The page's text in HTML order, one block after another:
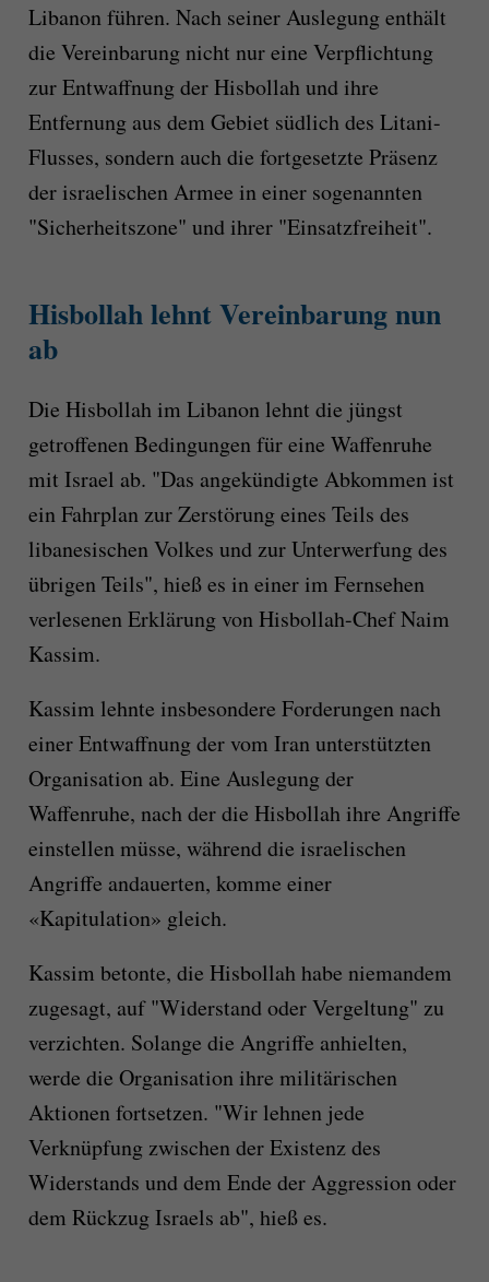
Libanon führen. Nach seiner Auslegung enthält
die Vereinbarung nicht nur eine Verpflichtung
zur Entwaffnung der Hisbollah und ihre
Entfernung aus dem Gebiet südlich des Litani-
Flusses, sondern auch die fortgesetzte Präsenz
der israelischen Armee in einer sogenannten
"Sicherheitszone" und ihrer "Einsatzfreiheit".
Hisbollah lehnt Vereinbarung nun
ab
Die Hisbollah im Libanon lehnt die jüngst
getroffenen Bedingungen für eine Waffenruhe
mit Israel ab. "Das angekündigte Abkommen ist
ein Fahrplan zur Zerstörung eines Teils des
libanesischen Volkes und zur Unterwerfung des
übrigen Teils", hieß es in einer im Fernsehen
verlesenen Erklärung von Hisbollah-Chef Naim
Kassim.
Kassim lehnte insbesondere Forderungen nach
einer Entwaffnung der vom Iran unterstützten
Organisation ab. Eine Auslegung der
Waffenruhe, nach der die Hisbollah ihre Angriffe
einstellen müsse, während die israelischen
Angriffe andauerten, komme einer
«Kapitulation» gleich.
Kassim betonte, die Hisbollah habe niemandem
zugesagt, auf "Widerstand oder Vergeltung" zu
verzichten. Solange die Angriffe anhielten,
werde die Organisation ihre militärischen
Aktionen fortsetzen. "Wir lehnen jede
Verknüpfung zwischen der Existenz des
Widerstands und dem Ende der Aggression oder
dem Rückzug Israels ab", hieß es.